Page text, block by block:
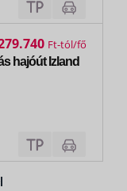
hajóút Izland
Ft